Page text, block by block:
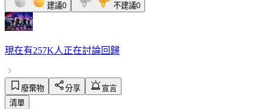
建議0 不建議0
現在有257K人正在討論回歸
廢棄物 分享
宣言
清單